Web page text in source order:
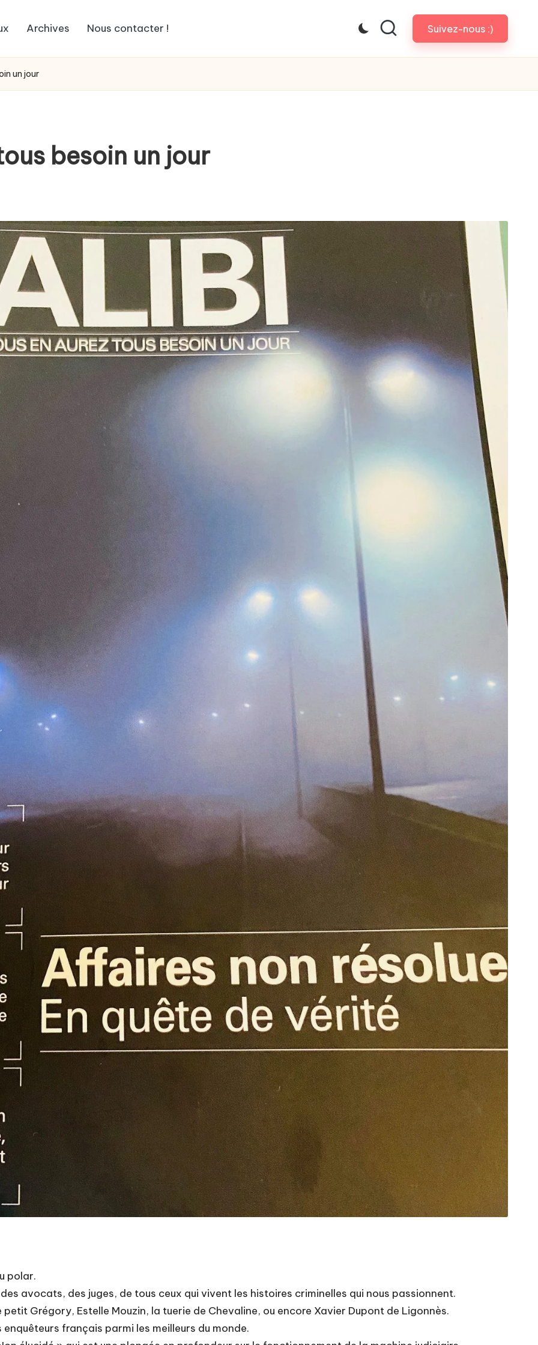
Archives Nous contacter ! Suivez-nous :)
un jour
besoin un jour
polar.
avocats, des juges, de tous ceux qui vivent les histoires criminelles qui nous passionnent.
Grégory, Estelle Mouzin, la tuerie de Chevaline, ou encore Xavier Dupont de Ligonnès.
français parmi les meilleurs du monde.